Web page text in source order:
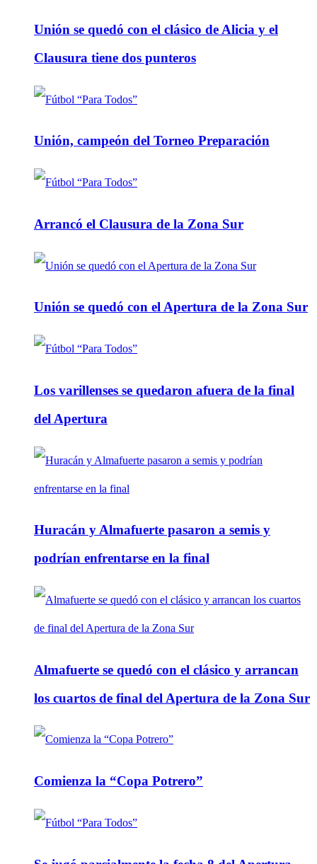
Unión se quedó con el clásico de Alicia y el
Clausura tiene dos punteros
Unión, campeón del Torneo Preparación
Arrancó el Clausura de la Zona Sur
Unión se quedó con el Apertura de la Zona Sur
Los varillenses se quedaron afuera de la final
del Apertura
Huracán y Almafuerte pasaron a semis y
podrían enfrentarse en la final
Almafuerte se quedó con el clásico y arrancan
los cuartos de final del Apertura de la Zona Sur
Comienza la “Copa Potrero”